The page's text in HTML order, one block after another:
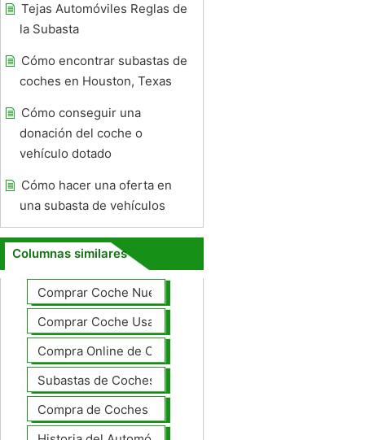
Tejas Automóviles Reglas de
la Subasta
Cómo encontrar subastas de
coches en Houston, Texas
Cómo conseguir una
donación del coche o
vehículo dotado
Cómo hacer una oferta en
una subasta de vehículos
Columnas similares
Comprar Coche Nuevo
Comprar Coche Usado
Compra Online de Coches
Subastas de Coches
Compra de Coches Basics